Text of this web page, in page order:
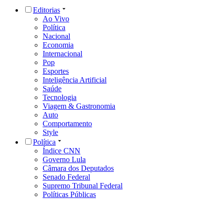
Editorias
Ao Vivo
Política
Nacional
Economia
Internacional
Pop
Esportes
Inteligência Artificial
Saúde
Tecnologia
Viagem & Gastronomia
Auto
Comportamento
Style
Política
Índice CNN
Governo Lula
Câmara dos Deputados
Senado Federal
Supremo Tribunal Federal
Políticas Públicas